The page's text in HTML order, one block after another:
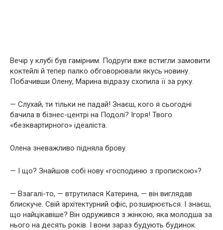
Вечір у клубі був гамірним. Подруги вже встигли замовити
коктейлі й тепер палко обговорювали якусь новину.
Побачивши Олену, Марина відразу схопила її за руку.
— Слухай, ти тільки не падай! Знаєш, кого я сьогодні
бачила в бізнес-центрі на Подолі? Ігоря! Твого
«безквартирного» ідеаліста.
Олена зневажливо підняла брову.
— І що? Знайшов собі нову «господиню з пропискою»?
— Взагалі-то, — втрутилася Катерина, — він виглядав
блискуче. Свій архітектурний офіс, розширюється. І знаєш,
що найцікавіше? Він одружився з жінкою, яка молодша за
нього на десять років. І вони зараз будують будинок.